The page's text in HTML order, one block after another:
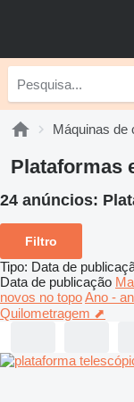
Máquinas de
Plataformas
24 anúncios:
Filtro
Tipo: Data de
Data de publicação
novos no topoAno -
Quilometragem ⬈